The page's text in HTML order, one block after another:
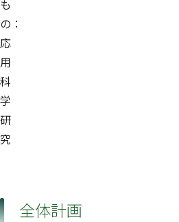
も
の：
応
用
科
学
研
究
全体計画